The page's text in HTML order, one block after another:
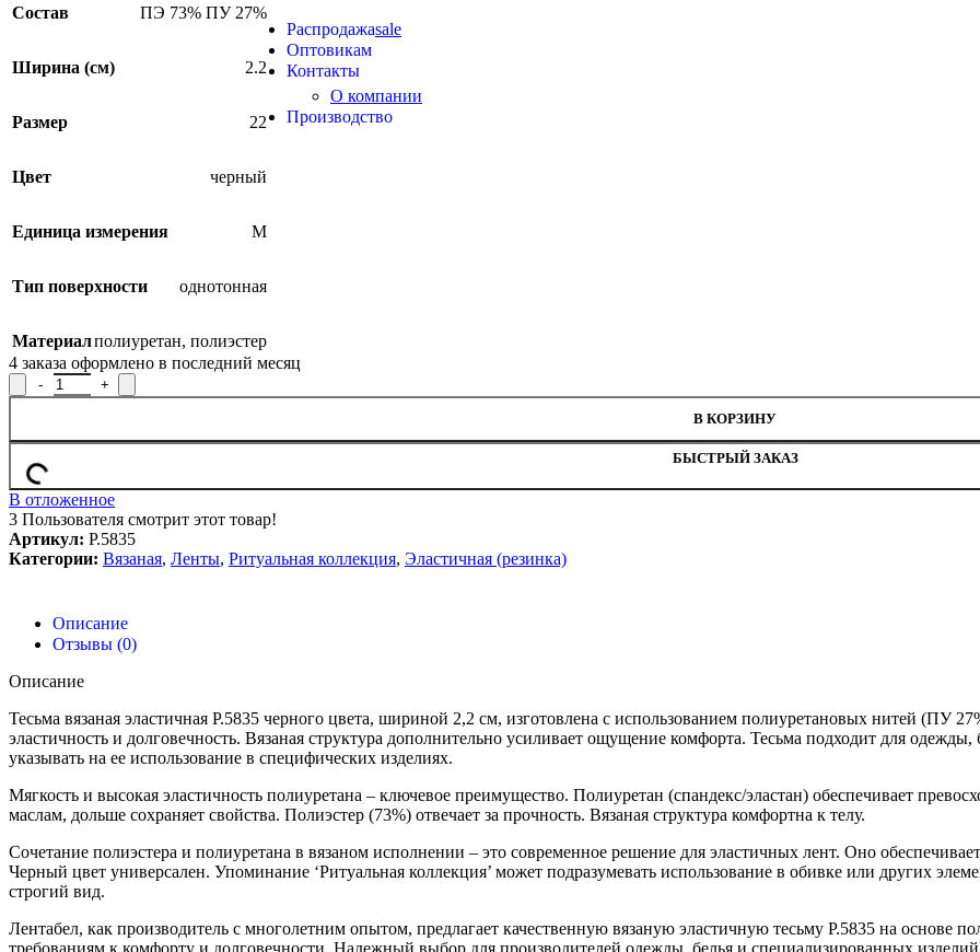
Распродажаsale
Оптовикам
Контакты
О компании
Производство
Состав ПЭ 73% ПУ 27%
Ширина (см) 2.2
Размер 22
Цвет черный
Единица измерения М
Тип поверхности однотонная
Материалполиуретан, полиэстер
4 заказа оформлено в последний месяц
Количество товара Тесьма вязаная эластичная Р.5835, ширина 2,2 см
В КОРЗИНУ
БЫСТРЫЙ ЗАКАЗ
В отложенное
3 Пользователя смотрит этот товар!
Артикул: Р.5835
Категории: Вязаная, Ленты, Ритуальная коллекция, Эластичная (резинка)
Описание
Отзывы (0)
Описание
Тесьма вязаная эластичная Р.5835 черного цвета, шириной 2,2 см, изготовлена с использованием полиуретановых нитей (ПУ
эластичность и долговечность. Вязаная структура дополнительно усиливает ощущение комфорта. Тесьма подходит для
указывать на ее использование в специфических изделиях.
Мягкость и высокая эластичность полиуретана – ключевое преимущество. Полиуретан (спандекс/эластан) обеспечивает
маслам, дольше сохраняет свойства. Полиэстер (73%) отвечает за прочность. Вязаная структура комфортна к телу.
Сочетание полиэстера и полиуретана в вязаном исполнении – это современное решение для эластичных лент. Оно
Черный цвет универсален. Упоминание ‘Ритуальная коллекция’ может подразумевать использование в обивке или других
строгий вид.
Лентабел, как производитель с многолетним опытом, предлагает качественную вязаную эластичную тесьму Р.5835 на основе
требованиям к комфорту и долговечности. Надежный выбор для производителей одежды, белья и специализированных